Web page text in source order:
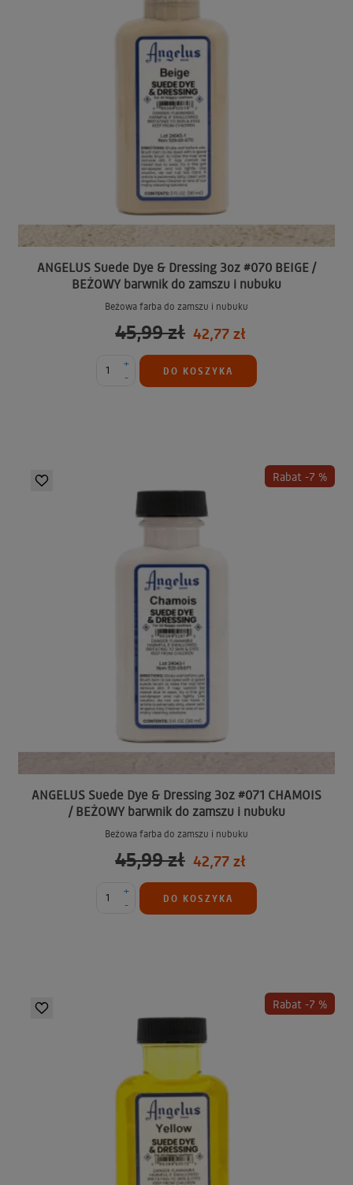
ANGELUS Suede Dye & Dressing 3oz #070 BEIGE /
BEŻOWY barwnik do zamszu i nubuku
Beżowa farba do zamszu i nubuku
45,99 zł 42,77 zł
-
+
DO KOSZYKA
Rabat -7 %
ANGELUS Suede Dye & Dressing 3oz #071 CHAMOIS
/ BEŻOWY barwnik do zamszu i nubuku
Beżowa farba do zamszu i nubuku
45,99 zł 42,77 zł
-
+
DO KOSZYKA
Rabat -7 %